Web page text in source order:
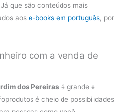
que são conteúdos mais
aos e-books em português, por
com a venda de
dos Pereiras é grande e
é cheio de possibilidades